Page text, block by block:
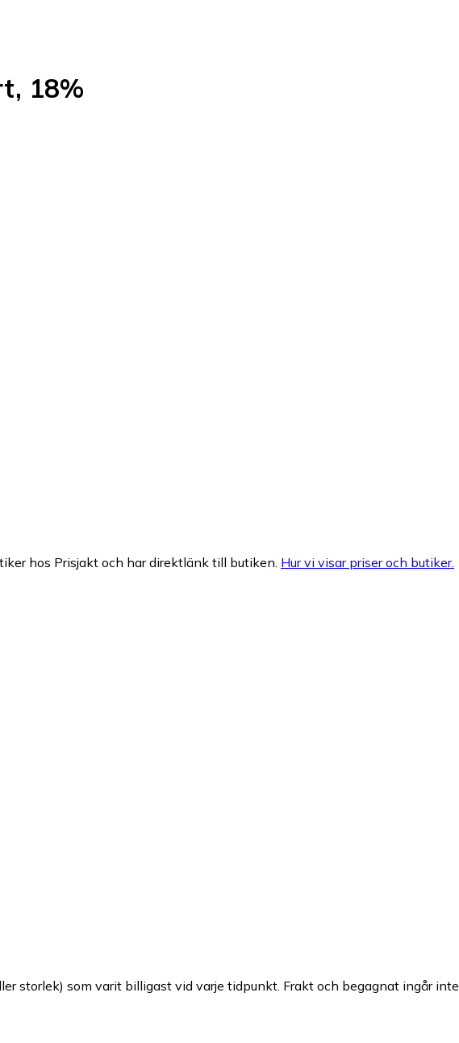
18%
hos Prisjakt och har direktlänk till butiken. Hur vi visar priser och butiker.
storlek) som varit billigast vid varje tidpunkt. Frakt och begagnat ingår inte.